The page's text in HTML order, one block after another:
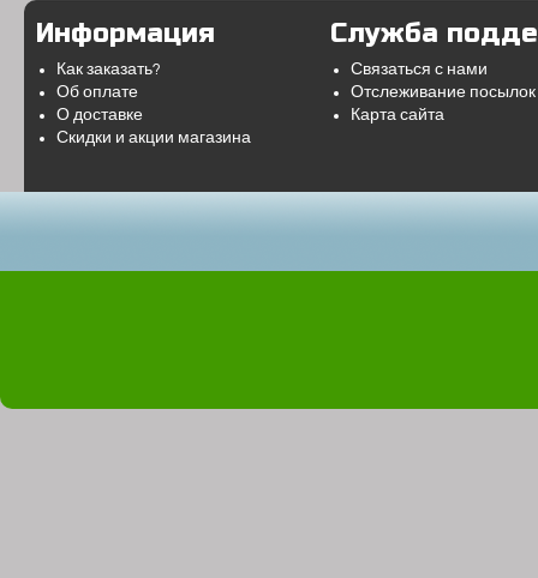
Информация
Как заказать?
Об оплате
О доставке
Скидки и акции магазина
Служба
Связаться с нами
Отслеживание посылок
Карта сайта